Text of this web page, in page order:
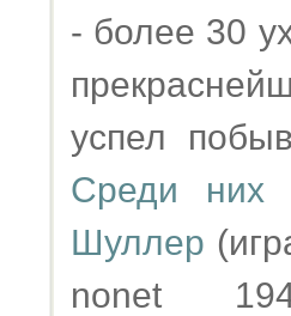
- более 30
успел
Среди них
Шуллер
nonet